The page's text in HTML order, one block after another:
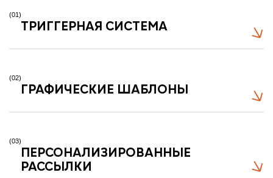
(01)
ТРИГГЕРНАЯ СИСТЕМА
(02)
ГРАФИЧЕСКИЕ ШАБЛОНЫ
(03)
ПЕРСОНАЛИЗИРОВАННЫЕ
РАССЫЛКИ